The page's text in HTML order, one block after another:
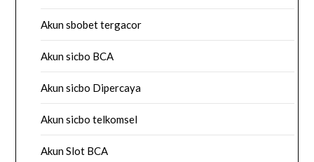
Akun sbobet tergacor
Akun sicbo BCA
Akun sicbo Dipercaya
Akun sicbo telkomsel
Akun Slot BCA